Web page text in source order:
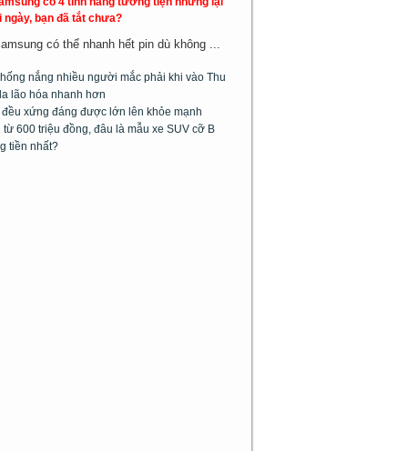
ngày, bạn đã tắt chưa?
có thể nhanh hết pin dù không ...
nắng nhiều người mắc phải khi vào Thu
lão hóa nhanh hơn
đều xứng đáng được lớn lên khỏe mạnh
từ 600 triệu đồng, đâu là mẫu xe SUV cỡ B
tiền nhất?